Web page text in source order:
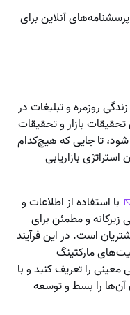
آنلاین برای
روزمره و تبلیغات در
بازار و تحقیقات
شود، تا جایی که هیچ‌کدام
بازاریابی
با استفاده از اطلاعات و
زیرکانه و مطمئن برای
است. در این فرآیند
مارکتینگ
را تعریف کنید و با
را بسط و توسعه